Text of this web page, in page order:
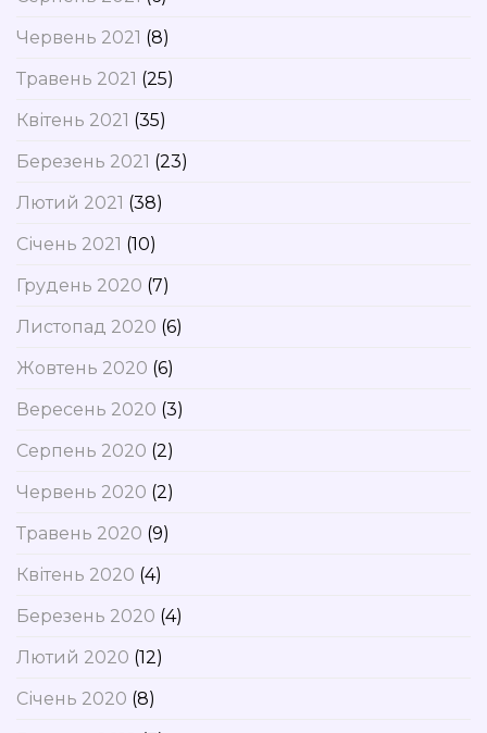
Червень 2021 (8)
Травень 2021 (25)
Квітень 2021 (35)
Березень 2021 (23)
Лютий 2021 (38)
Січень 2021 (10)
Грудень 2020 (7)
Листопад 2020 (6)
Жовтень 2020 (6)
Вересень 2020 (3)
Серпень 2020 (2)
Червень 2020 (2)
Травень 2020 (9)
Квітень 2020 (4)
Березень 2020 (4)
Лютий 2020 (12)
Січень 2020 (8)